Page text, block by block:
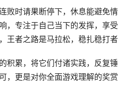
败时请果断停下，休息能避免
，专注于自己当下的发挥，享
王者之路是马拉松，稳扎稳打者
积累，将它们付诸实践，反复
，更是对你全面游戏理解的奖